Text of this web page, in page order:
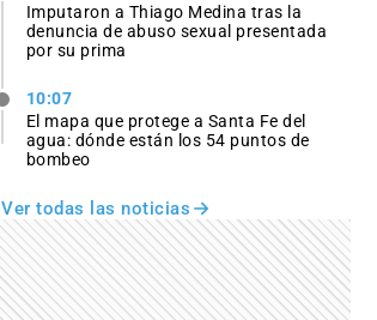
Imputaron a Thiago Medina tras la
denuncia de abuso sexual presentada
por su prima
10:07
El mapa que protege a Santa Fe del
agua: dónde están los 54 puntos de
bombeo
Ver todas las noticias